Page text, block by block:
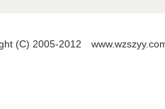
(C) 2005-2012